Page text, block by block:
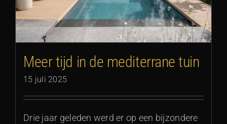
Meer tijd in de mediterrane tuin
15 juli 2025
Drie jaar geleden werd er op een bijzondere